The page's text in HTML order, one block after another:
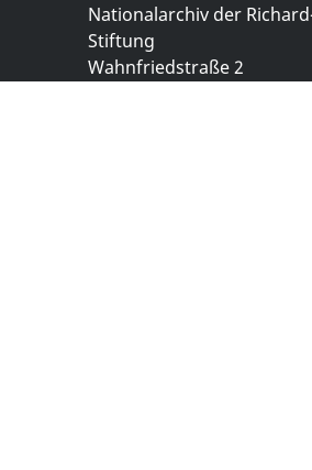
Nationalarchiv der
Stiftung
Wahnfriedstraße 2